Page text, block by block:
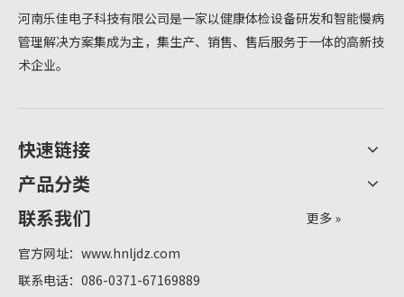
河南乐佳电子科技有限公司是一家以健康体检设备研发和智能慢病
管理解决方案集成为主，集生产、销售、售后服务于一体的高新技
术企业。
快速链接
产品分类
联系我们
更多 »
官方网址： www.hnljdz.com
联系电话：086-0371-67169889